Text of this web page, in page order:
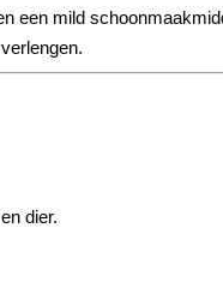
een mild
dier.